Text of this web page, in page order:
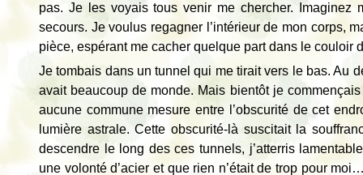
pas. Je les voyais tous venir me chercher.
secours. Je voulus regagner l’intérieur de mon corps,
pièce, espérant me cacher quelque part dans le couloir
Je tombais dans un tunnel qui me tirait vers le bas. Au
avait beaucoup de monde. Mais bientôt je
aucune commune mesure entre l’obscurité de cet
lumière astrale. Cette obscurité-là suscitait la
descendre le long des ces tunnels, j’atterris
une volonté d’acier et que rien n’était de trop pour